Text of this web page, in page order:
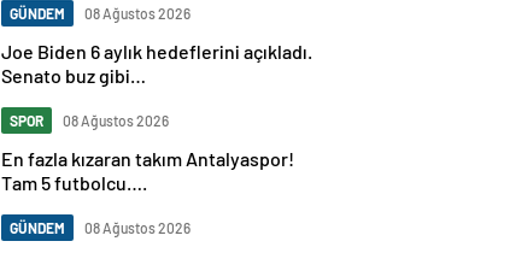
GÜNDEM 08 Ağustos 2026
Joe Biden 6 aylık hedeflerini açıkladı.
Senato buz gibi…
SPOR 08 Ağustos 2026
En fazla kızaran takım Antalyaspor!
Tam 5 futbolcu….
GÜNDEM 08 Ağustos 2026